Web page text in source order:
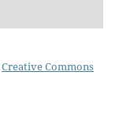
Creative Commons